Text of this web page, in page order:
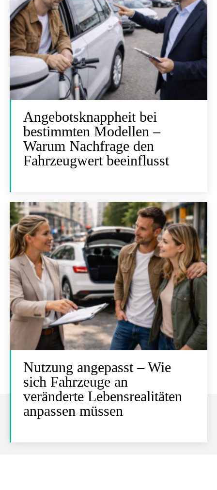
Angebotsknappheit bei
bestimmten Modellen –
Warum Nachfrage den
Fahrzeugwert beeinflusst
Nutzung angepasst – Wie
sich Fahrzeuge an
veränderte Lebensrealitäten
anpassen müssen